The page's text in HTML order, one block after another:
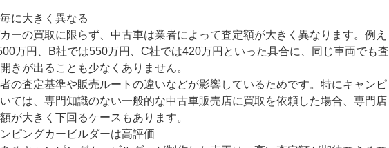
に大きく異なる
ーの買取に限らず、中古車は業者によって査定額が大きく異なります。例え
万円、B社では550万円、C社では420万円といった具合に、同じ車両でも査
きが出ることも少なくありません。
の査定基準や販売ルートの違いなどが影響しているためです。特にキャンピ
ては、専門知識のない一般的な中古車販売店に買取を依頼した場合、専門店
が大きく下回るケースもあります。
ピングカービルダーは高評価